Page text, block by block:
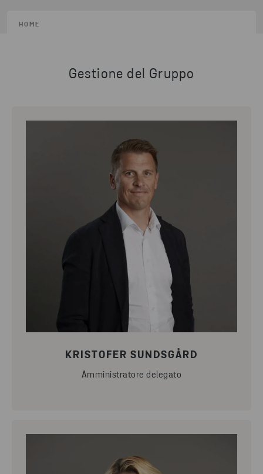
HOME
Gestione del Gruppo
KRISTOFER SUNDSGÅRD
Amministratore delegato